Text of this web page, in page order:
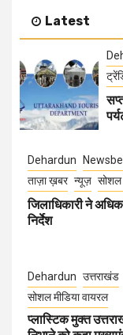
Latest
Dehardun
ताज़ा ख़बर न्यूज़ सोशल
जिलाधिकारी ने
निर्देश
Dehardun उत्तराखंड
सोशल मीडिया वायरल
प्लास्टिक मुक्त